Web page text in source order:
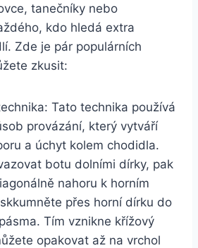
‍tanečníky nebo
kdo hledá extra
Zde‌ je pár populárních
zkusit:
Tato technika používá
provázání, který vytváří
a úchyt kolem chodidla.
botu dolními dírky, pak
nahoru k horním
přes⁤ horní dírku do
Tím vznikne křížový⁢
opakovat až na vrchol